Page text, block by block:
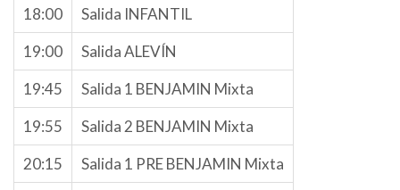
18:00
Salida INFANTIL
19:00
Salida ALEVÍN
19:45
Salida 1 BENJAMIN Mixta
19:55
Salida 2 BENJAMIN Mixta
20:15
Salida 1 PRE BENJAMIN Mixta